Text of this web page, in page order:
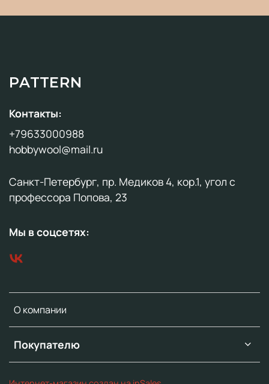
PATTERN
О компании
Покупателю
Контакты:
+79633000988
hobbywool@mail.ru
Санкт-Петербург, пр. Медиков 4, кор.1, угол с
профессора Попова, 23
Мы в соцсетях: